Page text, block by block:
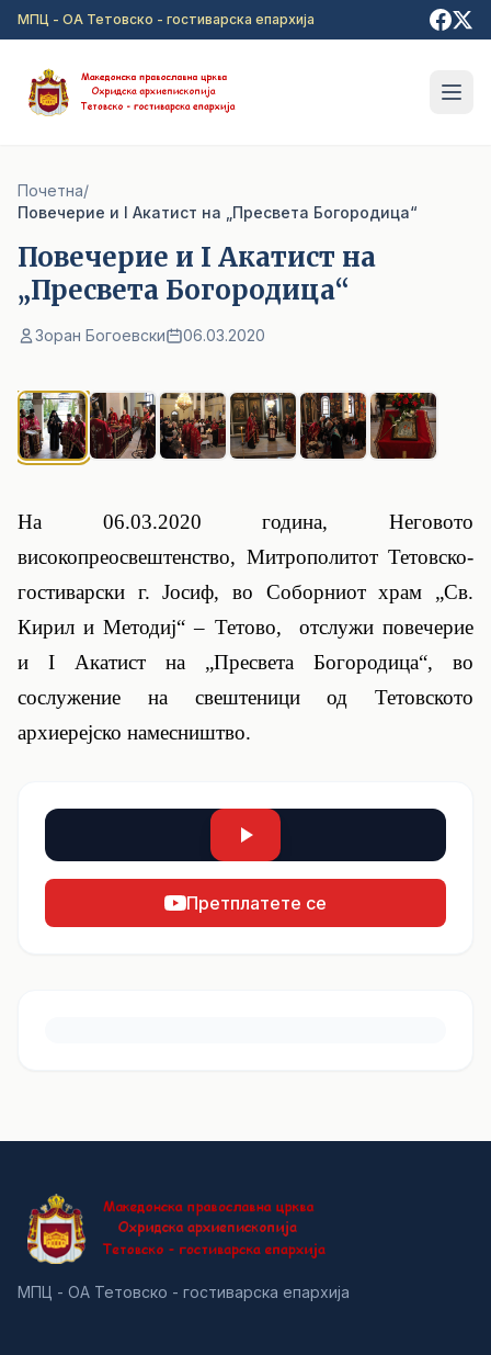
Прејди на главна содржина
МПЦ - ОА Тетовско - гостиварска епархија
Почетна/
Повечерие и I Акатист на „Пресвета Богородица“
Повечерие и I Акатист на
„Пресвета Богородица“
Зоран Богоевски 06.03.2020
На 06.03.2020 година, Неговото
високопреосвештенство, Митрополитот Тетовско-
гостиварски г. Јосиф, во Соборниот храм „Св.
Кирил и Методиј“ – Тетово, отслужи повечерие
и I Акатист на „Пресвета Богородица“, во
сослужение на свештеници од Тетовското
архиерејско намесништво.
Претплатете се
МПЦ - ОА Тетовско - гостиварска епархија